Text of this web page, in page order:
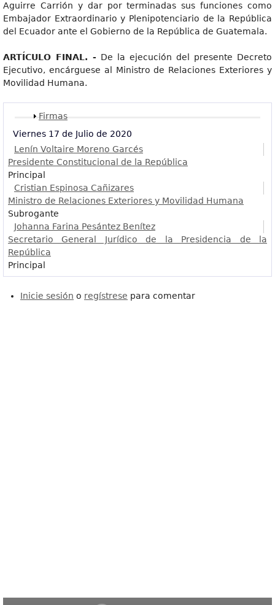
Aguirre Carrión y dar por terminadas sus funciones como
Embajador Extraordinario y Plenipotenciario de la República
del Ecuador ante el Gobierno de la República de Guatemala.
ARTÍCULO FINAL. - De la ejecución del presente Decreto
Ejecutivo, encárguese al Ministro de Relaciones Exteriores y
Movilidad Humana.
Mostrar
Firmas
Viernes 17 de Julio de 2020
Lenín Voltaire Moreno Garcés
Presidente Constitucional de la República
Principal
Cristian Espinosa Cañizares
Ministro de Relaciones Exteriores y Movilidad Humana
Subrogante
Johanna Farina Pesántez Benítez
Secretario General Jurídico de la Presidencia de la
República
Principal
Inicie sesión o regístrese para comentar